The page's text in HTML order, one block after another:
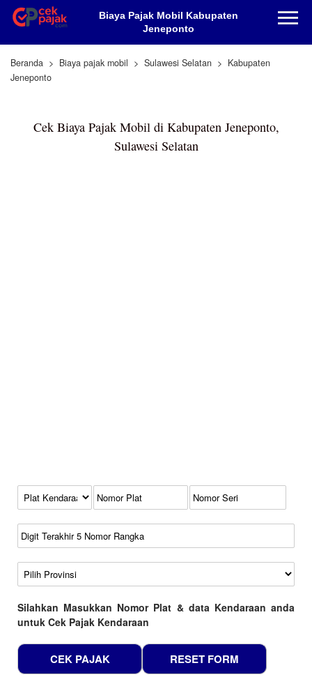
Biaya Pajak Mobil Kabupaten
Jeneponto
Beranda Biaya pajak mobil Sulawesi Selatan
Kabupaten
Jeneponto
Cek Biaya Pajak Mobil di Kabupaten Jeneponto,
Sulawesi Selatan
Kode Plat Kendaraan
No Plat
No Seri
No Rangka
Wilayah
Silahkan Masukkan Nomor Plat & data Kendaraan anda
untuk Cek Pajak Kendaraan